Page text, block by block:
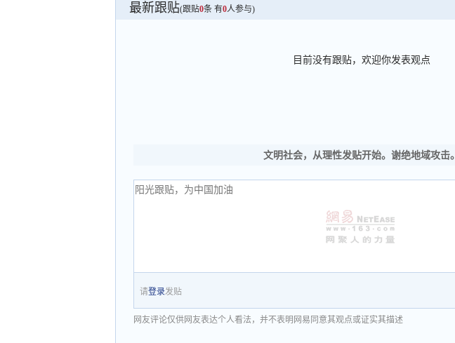
最新跟贴(跟贴0条 有0人参与)
目前没有跟贴，欢迎你发表观点
文明社会，从理性发贴开始。谢绝地域攻击。
请登录发贴
网友评论仅供网友表达个人看法，并不表明网易同意其观点或证实其描述